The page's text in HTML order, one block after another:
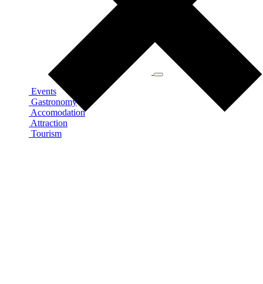
Events
Gastronomy
Accomodation
Attraction
Tourism